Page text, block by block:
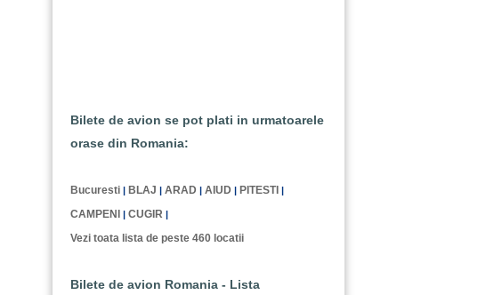
Bilete de avion se pot plati in urmatoarele
orase din Romania:
Bucuresti | BLAJ |ARAD |AIUD | PITESTI |
CAMPENI |CUGIR |
Vezi toata lista de peste 460 locatii
Bilete de avion Romania - Lista